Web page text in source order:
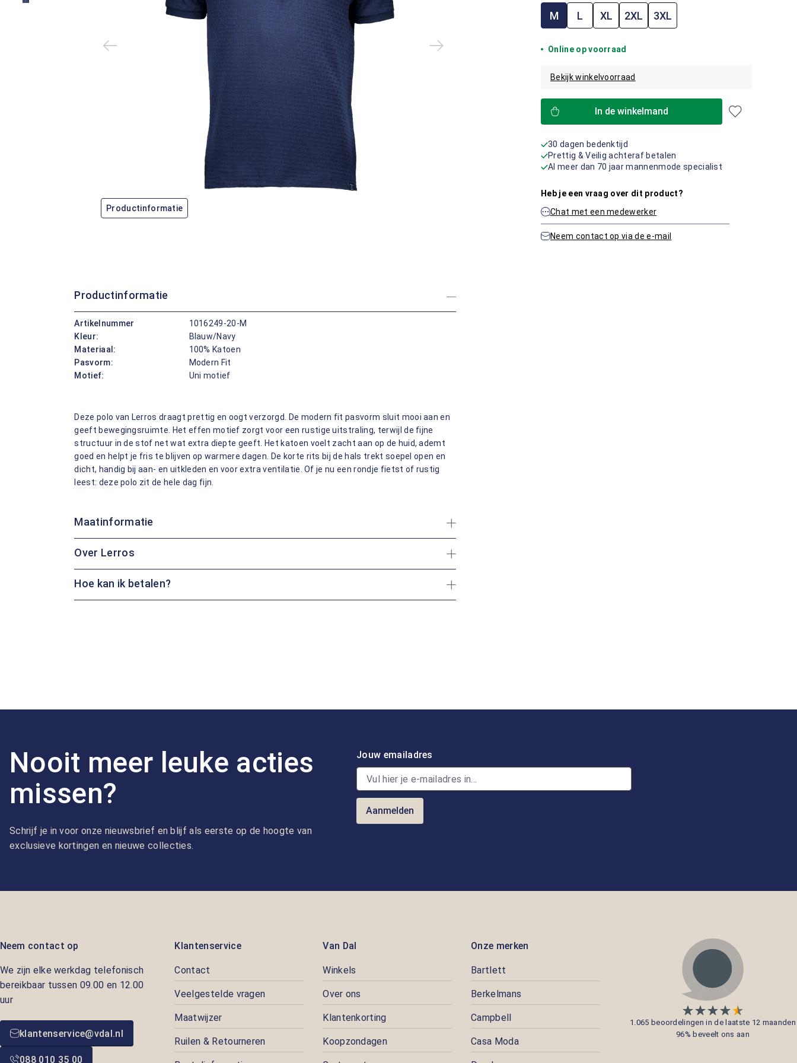
Productinformatie
M L XL 2XL 3XL
Online op voorraad
Bekijk winkelvoorraad
In de winkelmand
30 dagen bedenktijd
Prettig & Veilig achteraf betalen
Al meer dan 70 jaar mannenmode specialist
Heb je een vraag over dit product?
Chat met een medewerker
Neem contact op via de e-mail
Productinformatie
Artikelnummer
1016249-20-M
Kleur:
Blauw/Navy
Materiaal:
100% Katoen
Pasvorm:
Modern Fit
Motief:
Uni motief
Deze polo van Lerros draagt prettig en oogt verzorgd. De modern fit pasvorm sluit mooi aan en
geeft bewegingsruimte. Het effen motief zorgt voor een rustige uitstraling, terwijl de fijne
structuur in de stof net wat extra diepte geeft. Het katoen voelt zacht aan op de huid, ademt
goed en helpt je fris te blijven op warmere dagen. De korte rits bij de hals trekt soepel open en
dicht, handig bij aan- en uitkleden en voor extra ventilatie. Of je nu een rondje fietst of rustig
leest: deze polo zit de hele dag fijn.
Maatinformatie
Over Lerros
Hoe kan ik betalen?
Nooit meer leuke acties
missen?
Schrijf je in voor onze nieuwsbrief en blijf als eerste op de hoogte van
exclusieve kortingen en nieuwe collecties.
Jouw emailadres
Aanmelden
Neem contact op
We zijn elke werkdag telefonisch
bereikbaar tussen 09.00 en 12.00
uur
klantenservice@vdal.nl
088 010 35 00
Klantenservice
Contact
Veelgestelde vragen
Maatwijzer
Ruilen & Retourneren
Van Dal
Winkels
Over ons
Klantenkorting
Koopzondagen
Onze merken
Bartlett
Berkelmans
Campbell
Casa Moda
1.065 beoordelingen in de laatste 12 maanden
96% beveelt ons aan